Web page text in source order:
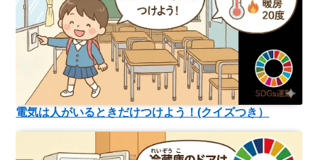
電気は人がいるときだけつけよう！(クイズつき）